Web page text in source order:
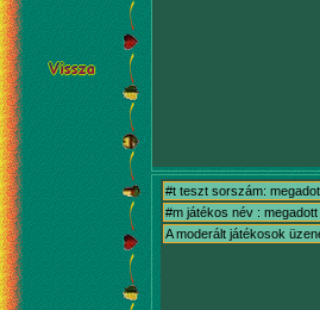
#t teszt sorszám:
#m játékos név :
A moderált játékosok